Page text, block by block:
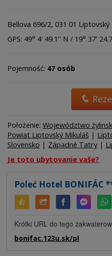
Bellova 696/2, 031 01 Liptovský
GPS: 49° 4' 49.1'' N / 19° 37'
Pojemność: 47 osób
Położenie: Województwo
Powiat Liptovský Mikuláš |
Slovensko | Západné Tatry |
Je toto ubytovanie vaše?
Poleć Hotel BONIFÁC
Krótki URL do tego
bonifac.123u.sk/pl